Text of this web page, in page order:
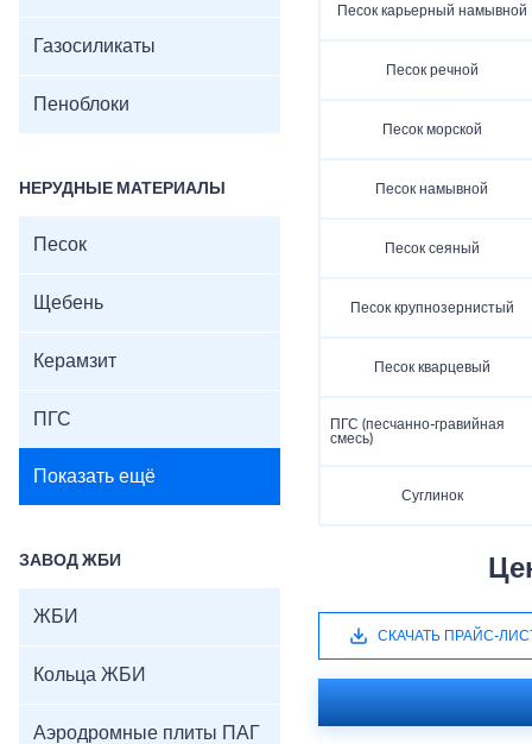
Газосиликаты
Пеноблоки
НЕРУДНЫЕ МАТЕРИАЛЫ
Песок
Щебень
Керамзит
ПГС
Показать ещё
ЗАВОД ЖБИ
ЖБИ
Кольца ЖБИ
Аэродромные плиты ПАГ
Песок карьерный намывной
Песок речной
Песок морской
Песок намывной
Песок сеяный
Песок крупнозернистый
Песок кварцевый
ПГС (песчанно-гравийная
смесь)
Суглинок
СКАЧАТЬ ПРАЙС-